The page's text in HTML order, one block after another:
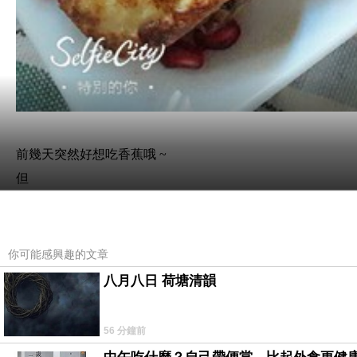
前幾天突然好想吃香蕉哦 ~
但
不管是吃飽前或吃飽後
所以
一直以來對香蕉當水果很感冒
不過呢
很奇怪的就是
你可能感興趣的文章
八月八日 荷塘清韻
56 分鐘前